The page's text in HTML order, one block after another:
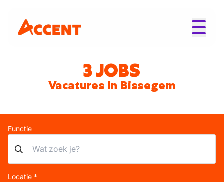
3 JOBS
Vacatures in Bissegem
Functie
Locatie *